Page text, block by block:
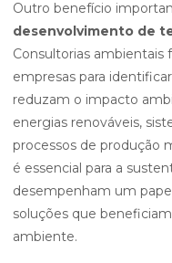
Outro benefício
desenvolvimento de
Consultorias
empresas para
reduzam o impacto
energias renováveis,
processos de produção
é essencial para a
desempenham um
soluções que
ambiente.